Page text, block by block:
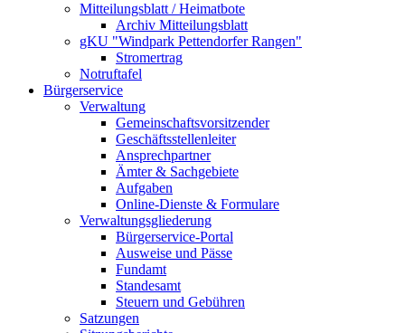
Mitteilungsblatt / Heimatbote
Archiv Mitteilungsblatt
gKU "Windpark Pettendorfer Rangen"
Stromertrag
Notruftafel
Bürgerservice
Verwaltung
Gemeinschaftsvorsitzender
Geschäftsstellenleiter
Ansprechpartner
Ämter & Sachgebiete
Aufgaben
Online-Dienste & Formulare
Verwaltungsgliederung
Bürgerservice-Portal
Ausweise und Pässe
Fundamt
Standesamt
Steuern und Gebühren
Satzungen